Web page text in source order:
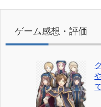
ゲーム感想・評価
て